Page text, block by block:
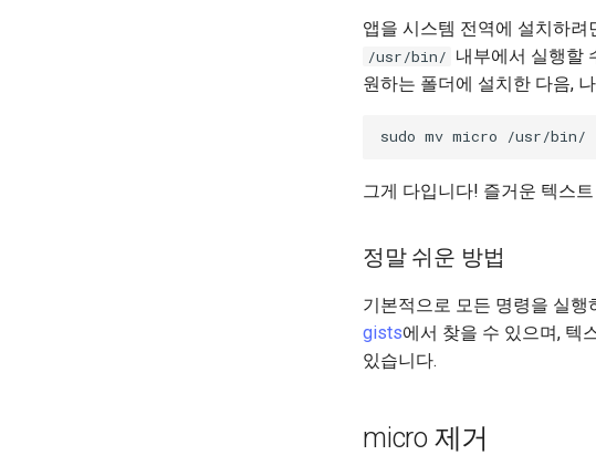
앱을 시스템 전역에 설치하려
/usr/bin/ 내부에서 실행할
원하는 폴더에 설치한 다음,
sudo mv micro
그게 다입니다! 즐거운 텍스
정말 쉬운 방법
기본적으로 모든 명령을 실
gists에서 찾을 수 있으며, 텍
있습니다.
micro 제거